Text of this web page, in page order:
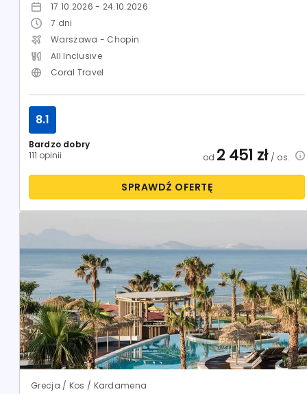
17.10.2026 - 24.10.2026
7 dni
Warszawa - Chopin
All Inclusive
Coral Travel
Bardzo dobry
111 opinii
8.1
od 2 451 zł/ os.
SPRAWDŹ OFERTĘ
Grecja / Kos / Kardamena